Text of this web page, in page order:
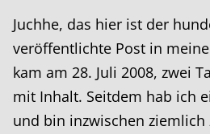
Juchhe, das hier ist der
veröffentlichte Post in
kam am 28. Juli 2008, zwei
mit Inhalt. Seitdem hab ich
und bin inzwischen